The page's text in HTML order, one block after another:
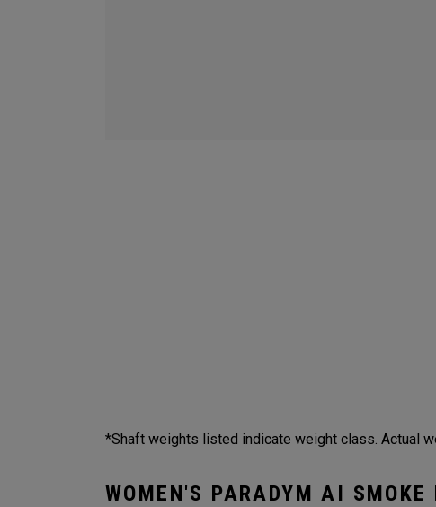
*Shaft weights listed indicate weight class. Actual
WOMEN'S PARADYM AI SMOKE